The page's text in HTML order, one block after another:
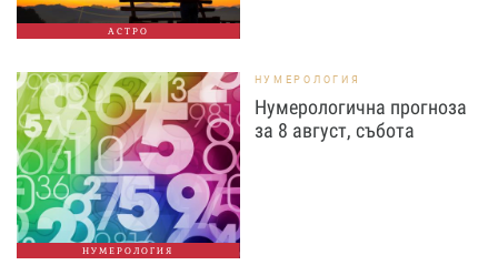
АСТРО
НУМЕРОЛОГИЯ
НУМЕРОЛОГИЯ
Нумерологична прогноза
за 8 август, събота